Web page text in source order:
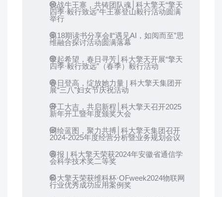
挑战牛王寨，共铸团队魂│科大擎天“擎天
四季·毅行致远”牛王寨登山毅行活动圆满
举行
第18期读书分享会‖“遇见AI，如阅而至”思
维融合探讨活动圆满落幕
擎起希望，春日寻芳│科大擎天开展“擎天
四季·毅行致远”（春季）毅行活动
春日登高，绽放她力量 | 科大擎天集团开
展“三八”妇女节庆祝活动
开工大吉，共启新程│科大擎天召开2025
新年开工暨年度颁奖大会
同绘蓝图，聚力共搏│科大擎天集团召开
2024-2025年度经营分析暨业务规划会议
喜报 | 科大擎天荣获2024年安徽省通信学
会科学技术奖二等奖
科大擎天荣获维科杯·OFweek2024物联网
行业优秀成功应用案例奖